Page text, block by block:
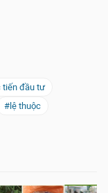
tiến đầu tư
#lệ thuộc